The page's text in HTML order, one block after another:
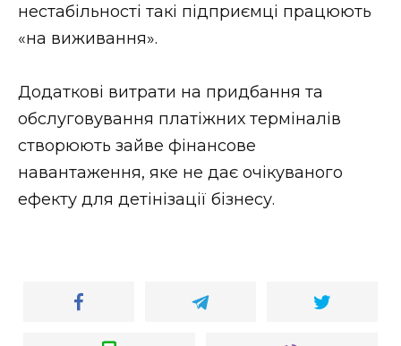
нестабільності такі підприємці працюють
«на виживання».
Додаткові витрати на придбання та
обслуговування платіжних терміналів
створюють зайве фінансове
навантаження, яке не дає очікуваного
ефекту для детінізації бізнесу.